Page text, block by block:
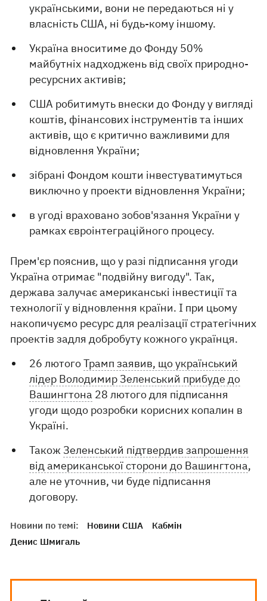
українськими, вони не передаються ні у
власність США, ні будь-кому іншому.
Україна вноситиме до Фонду 50%
майбутніх надходжень від своїх природно-
ресурсних активів;
США робитимуть внески до Фонду у вигляді
коштів, фінансових інструментів та інших
активів, що є критично важливими для
відновлення України;
зібрані Фондом кошти інвестуватимуться
виключно у проекти відновлення України;
в угоді враховано зобов'язання України у
рамках євроінтеграційного процесу.
Прем'єр пояснив, що у разі підписання угоди
Україна отримає "подвійну вигоду". Так,
держава залучає американські інвестиції та
технології у відновлення країни. І при цьому
накопичуємо ресурс для реалізації стратегічних
проектів задля добробуту кожного українця.
26 лютогоТрамп заявив, що український
лідер Володимир Зеленський прибуде до
Вашингтона 28 лютого для підписання
угоди щодо розробки корисних копалин в
Україні.
Також Зеленський підтвердив запрошення
від американської сторони до Вашингтона,
але не уточнив, чи буде підписання
договору.
Новини по темі: Новини США
Кабмін
Денис Шмигаль